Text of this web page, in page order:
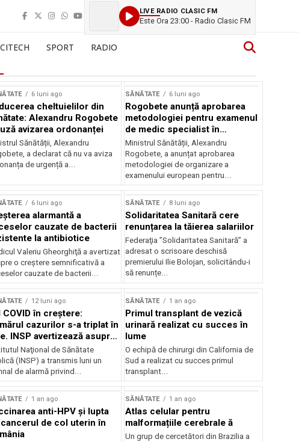
LIVE RADIO CLASIC FM
Este Ora 23:00 - Radio Clasic FM
SPORT RADIO
6 luni ago
cheltuielilor din
Alexandru Rogobete
avizarea ordonanței
Sănătății, Alexandru
a declarat că nu va aviza
de urgență a...
SĂNĂTATE 6 luni ago
Rogobete anunță aprobarea
metodologiei pentru examenul
de medic specialist în
radiologie
Ministrul Sănătății, Alexandru
Rogobete, a anunțat aprobarea
metodologiei de organizare a
examenului european pentru...
6 luni ago
alarmantă a
cauzate de bacterii
la antibiotice
Valeriu Gheorghiţă a avertizat
o creștere semnificativă a
cauzate de bacterii...
SĂNĂTATE 8 luni ago
Solidaritatea Sanitară cere
renunțarea la tăierea salariilor
Federaţia ”Solidaritatea Sanitară” a
adresat o scrisoare deschisă
premierului Ilie Bolojan, solicitându-i
să renunțe...
12 luni ago
COVID în creștere:
cazurilor s-a triplat în
INSP avertizează asupra
nou val de infectări
Naţional de Sănătate
(INSP) a transmis luni un
de alarmă privind...
SĂNĂTATE 1 an ago
Primul transplant de vezică
urinară realizat cu succes în
lume
O echipă de chirurgi din California de
Sud a realizat cu succes primul
transplant...
1 an ago
anti-HPV și lupta
de col uterin în
SĂNĂTATE 1 an ago
Atlas celular pentru
malformațiile cerebrale ă
Un grup de cercetători din Brazilia a